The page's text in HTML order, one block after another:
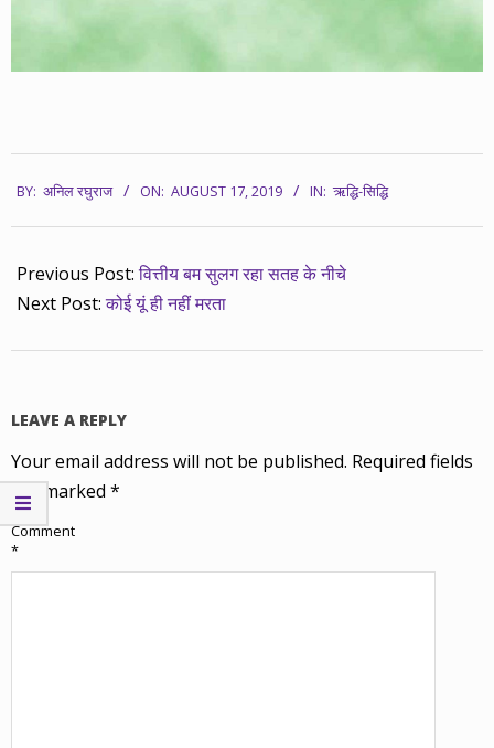
08-
17
BY: अनिल रघुराज ON: AUGUST 17, 2019 IN: ऋद्धि-सिद्धि
Previous Post:वित्तीय बम सुलग रहा सतह के नीचे
Next Post:कोई यूं ही नहीं मरता
LEAVE A REPLY
Your email address will not be published. Required fields
are marked *
Comment
*